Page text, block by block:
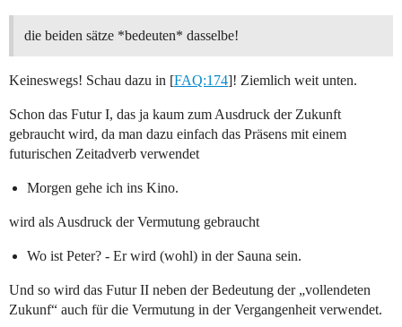
die beiden sätze *bedeuten* dasselbe!
Keineswegs! Schau dazu in [FAQ:174]! Ziemlich weit unten.
Schon das Futur I, das ja kaum zum Ausdruck der Zukunft
gebraucht wird, da man dazu einfach das Präsens mit einem
futurischen Zeitadverb verwendet
Morgen gehe ich ins Kino.
wird als Ausdruck der Vermutung gebraucht
Wo ist Peter? - Er wird (wohl) in der Sauna sein.
Und so wird das Futur II neben der Bedeutung der „vollendeten
Zukunf“ auch für die Vermutung in der Vergangenheit verwendet.